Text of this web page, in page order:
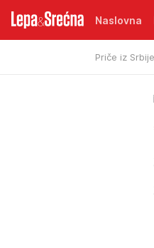
Naslovna
Priče iz Srbije